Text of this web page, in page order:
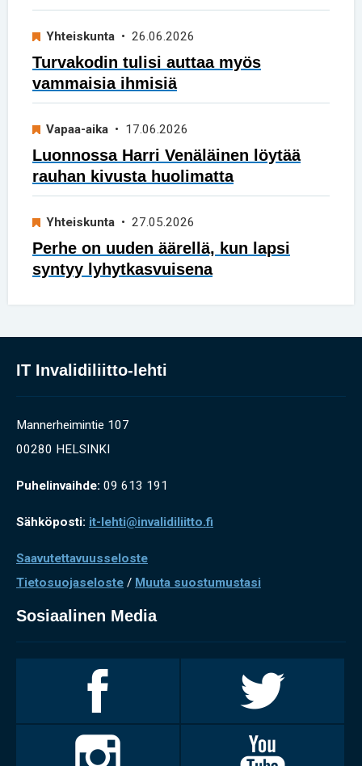
Yhteiskunta • 26.06.2026
Turvakodin tulisi auttaa myös
vammaisia ihmisiä
Vapaa-aika • 17.06.2026
Luonnossa Harri Venäläinen löytää
rauhan kivusta huolimatta
Yhteiskunta • 27.05.2026
Perhe on uuden äärellä, kun lapsi
syntyy lyhytkasvuisena
IT Invalidiliitto-lehti
Mannerheimintie 107
00280 HELSINKI
Puhelinvaihde: 09 613 191
Sähköposti: it-lehti@invalidiliitto.fi
Saavutettavuusseloste
Tietosuojaseloste / Muuta suostumustasi
Sosiaalinen Media
Facebookissa
Twitterissä
Invalidiliitto
Instagramissa
Youtubessa